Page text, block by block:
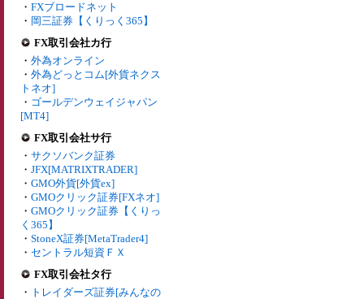
・ FXブロードネット
・ 岡三証券【くりっく365】
FX取引会社カ行
・ 外為オンライン
・ 外為どっとコム[外貨ネクス
トネオ]
・ ゴールデンウェイジャパン
[MT4]
FX取引会社サ行
・ サクソバンク証券
・ JFX[MATRIXTRADER]
・ GMO外貨[外貨ex]
・ GMOクリック証券[FXネオ]
・ GMOクリック証券【くりっ
く365】
・ StoneX証券[MetaTrader4]
・ セントラル短資ＦＸ
FX取引会社タ行
・ トレイダーズ証券[みんなの